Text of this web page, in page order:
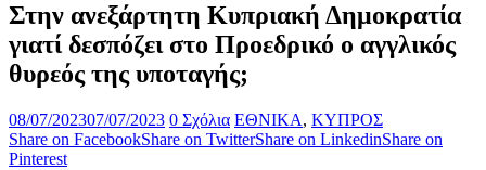
Στην ανεξάρτητη Κυπριακή Δημοκρατία
γιατί δεσπόζει στο Προεδρικό ο αγγλικός
θυρεός της υποταγής;
08/07/202307/07/2023 0 Σχόλια ΕΘΝΙΚΑ, ΚΥΠΡΟΣ
Share on FacebookShare on TwitterShare on LinkedinShare on
Pinterest